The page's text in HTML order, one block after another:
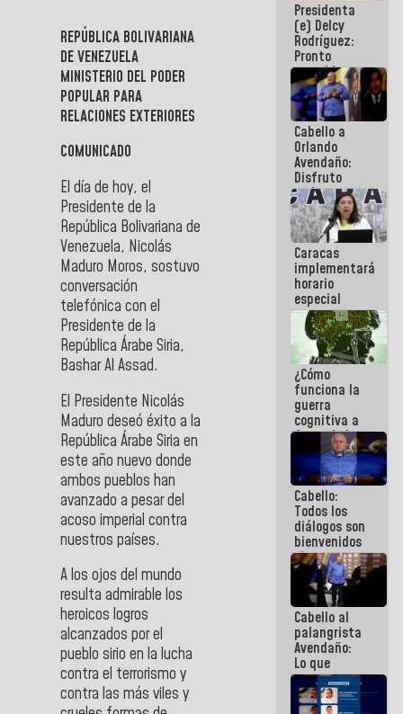
REPÚBLICA BOLIVARIANA
DE VENEZUELA
MINISTERIO DEL PODER
POPULAR PARA
RELACIONES EXTERIORES
COMUNICADO
El día de hoy, el
Presidente de la
República Bolivariana de
Venezuela, Nicolás
Maduro Moros, sostuvo
conversación
telefónica con el
Presidente de la
República Árabe Siria,
Bashar Al Assad.
El Presidente Nicolás
Maduro deseó éxito a la
República Árabe Siria en
este año nuevo donde
ambos pueblos han
avanzado a pesar del
acoso imperial contra
nuestros países.
A los ojos del mundo
resulta admirable los
heroicos logros
alcanzados por el
pueblo sirio en la lucha
contra el terrorismo y
contra las más viles y
Presidenta
(e) Delcy
Rodríguez:
Pronto
restableceremos
las
operaciones
en el
Aeropuerto
Internacional
de
Maiquetía
Cabello a
Orlando
Avendaño:
Disfruto
cada vez
que escribes
porque lo
que haces
es
embarrarla
Caracas
implementará
horario
especial
para
adaptarse
al plan de
ahorro
energético
¿Cómo
funciona la
guerra
cognitiva a
favor de la
narrativa
hegemónica?
(1)
Cabello:
Todos los
diálogos son
bienvenidos
siempre que
estén en el
marco de la
Constitución
de la
República
Cabello al
palangrista
Avendaño:
Lo que
vayas a
escribir
hazlo hoy